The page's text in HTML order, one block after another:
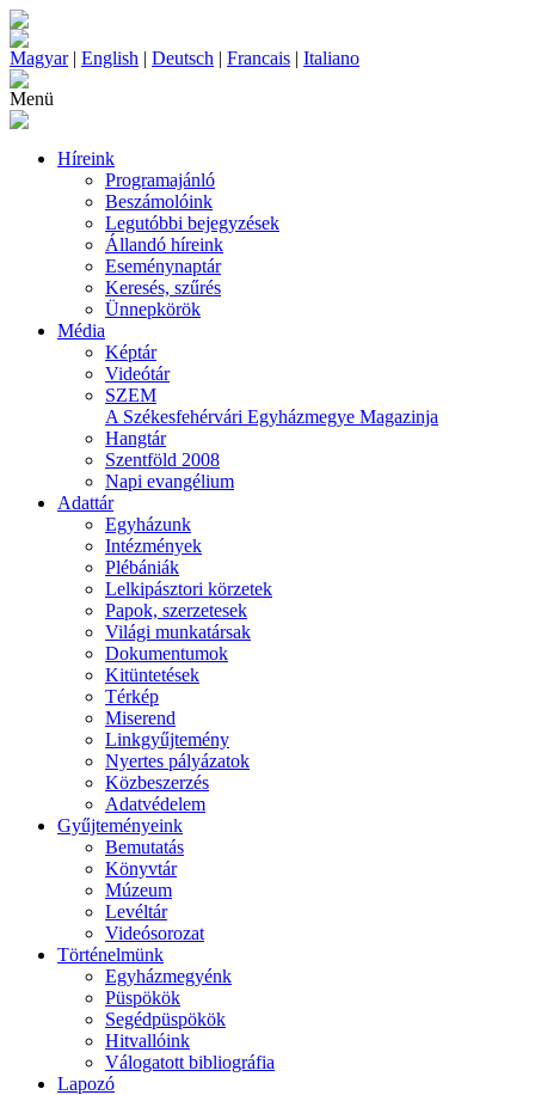
Magyar| English | Deutsch | Francais | Italiano
Menü
Híreink
Programajánló
Beszámolóink
Legutóbbi bejegyzések
Állandó híreink
Eseménynaptár
Keresés, szűrés
Ünnepkörök
Média
Képtár
Videótár
SZEM
A Székesfehérvári Egyházmegye Magazinja
Hangtár
Szentföld 2008
Napi evangélium
Adattár
Egyházunk
Intézmények
Plébániák
Lelkipásztori körzetek
Papok, szerzetesek
Világi munkatársak
Dokumentumok
Kitüntetések
Térkép
Miserend
Linkgyűjtemény
Nyertes pályázatok
Közbeszerzés
Adatvédelem
Gyűjteményeink
Bemutatás
Könyvtár
Múzeum
Levéltár
Videósorozat
Történelmünk
Egyházmegyénk
Püspökök
Segédpüspökök
Hitvallóink
Válogatott bibliográfia
Lapozó